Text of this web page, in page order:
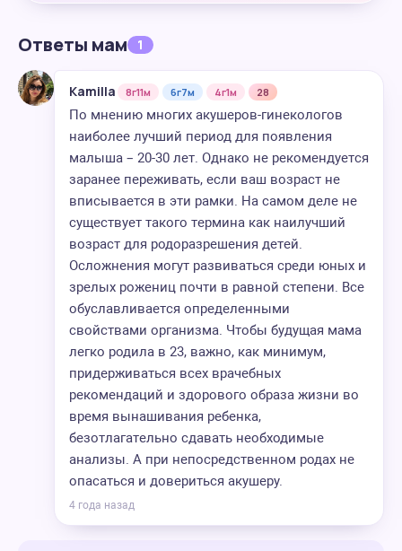
Ответы мам 1
Kamilla 8г11м 6г7м 4г1м 28
По мнению многих акушеров-гинекологов
наиболее лучший период для появления
малыша – 20-30 лет. Однако не рекомендуется
заранее переживать, если ваш возраст не
вписывается в эти рамки. На самом деле не
существует такого термина как наилучший
возраст для родоразрешения детей.
Осложнения могут развиваться среди юных и
зрелых рожениц почти в равной степени. Все
обуславливается определенными
свойствами организма. Чтобы будущая мама
легко родила в 23, важно, как минимум,
придерживаться всех врачебных
рекомендаций и здорового образа жизни во
время вынашивания ребенка,
безотлагательно сдавать необходимые
анализы. А при непосредственном родах не
опасаться и довериться акушеру.
4 года назад